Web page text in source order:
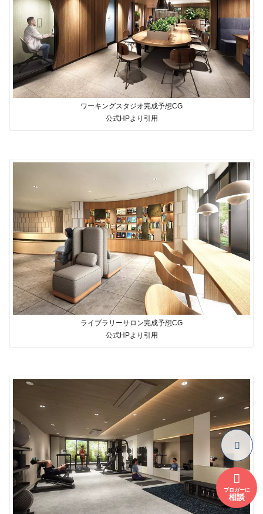
ワーキングスタジオ完成予想CG
公式HPより引用
ライブラリーサロン完成予想CG
公式HPより引用
ブロガーに
相談